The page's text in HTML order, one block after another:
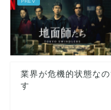
業界が危機的状態な
す